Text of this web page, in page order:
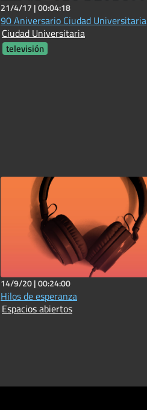
21/4/17 |00:04:18
90 Aniversario Ciudad Universitaria
Ciudad Universitaria
televisión
14/9/20 |00:24:00
Hilos de esperanza
Espacios abiertos